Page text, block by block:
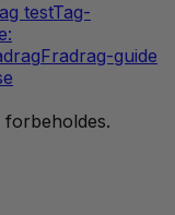
testTag-
Fradrag-guide
forbeholdes.